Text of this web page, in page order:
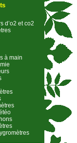
d’o2 et co2
à main